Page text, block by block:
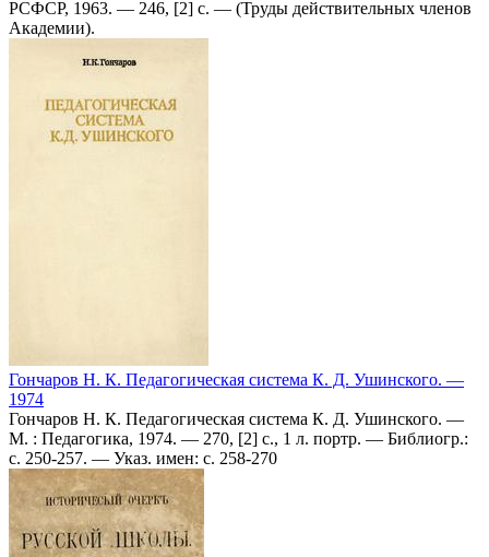
РСФСР, 1963. — 246, [2] с. — (Труды действительных членов
Академии).
Гончаров Н. К. Педагогическая система К. Д. Ушинского. —
1974
Гончаров Н. К. Педагогическая система К. Д. Ушинского. —
М. : Педагогика, 1974. — 270, [2] с., 1 л. портр. — Библиогр.:
с. 250-257. — Указ. имен: с. 258-270